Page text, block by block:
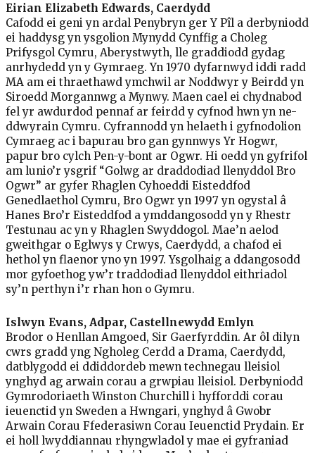
Eirian Elizabeth Edwards, Caerdydd
Cafodd ei geni yn ardal Penybryn ger Y Pîl a derbyniodd
ei haddysg yn ysgolion Mynydd Cynffig a Choleg
Prifysgol Cymru, Aberystwyth, lle graddiodd gydag
anrhydedd yn y Gymraeg. Yn 1970 dyfarnwyd iddi radd
MA am ei thraethawd ymchwil ar Noddwyr y Beirdd yn
Siroedd Morgannwg a Mynwy. Maen cael ei chydnabod
fel yr awdurdod pennaf ar feirdd y cyfnod hwn yn ne-
ddwyrain Cymru. Cyfrannodd yn helaeth i gyfnodolion
Cymraeg ac i bapurau bro gan gynnwys Yr Hogwr,
papur bro cylch Pen-y-bont ar Ogwr. Hi oedd yn gyfrifol
am lunio’r ysgrif “Golwg ar draddodiad llenyddol Bro
Ogwr” ar gyfer Rhaglen Cyhoeddi Eisteddfod
Genedlaethol Cymru, Bro Ogwr yn 1997 yn ogystal â
Hanes Bro’r Eisteddfod a ymddangosodd yn y Rhestr
Testunau ac yn y Rhaglen Swyddogol. Mae’n aelod
gweithgar o Eglwys y Crwys, Caerdydd, a chafod ei
hethol yn flaenor yno yn 1997. Ysgolhaig a ddangosodd
mor gyfoethog yw’r traddodiad llenyddol eithriadol
sy’n perthyn i’r rhan hon o Gymru.
Islwyn Evans, Adpar, Castellnewydd Emlyn
Brodor o Henllan Amgoed, Sir Gaerfyrddin. Ar ôl dilyn
cwrs gradd yng Ngholeg Cerdd a Drama, Caerdydd,
datblygodd ei ddiddordeb mewn technegau lleisiol
ynghyd ag arwain corau a grwpiau lleisiol. Derbyniodd
Gymrodoriaeth Winston Churchill i hyfforddi corau
ieuenctid yn Sweden a Hwngari, ynghyd â Gwobr
Arwain Corau Ffederasiwn Corau Ieuenctid Prydain. Er
ei holl lwyddiannau rhyngwladol y mae ei gyfraniad